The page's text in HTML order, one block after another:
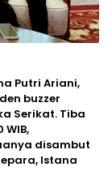
Putri Ariani,
buzzer
Serikat. Tiba
WIB,
disambut
Istana